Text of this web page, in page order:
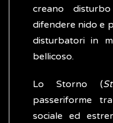
creano
difendere nido e
disturbatori in
bellicoso.
Lo Storno (
passeriforme
sociale ed